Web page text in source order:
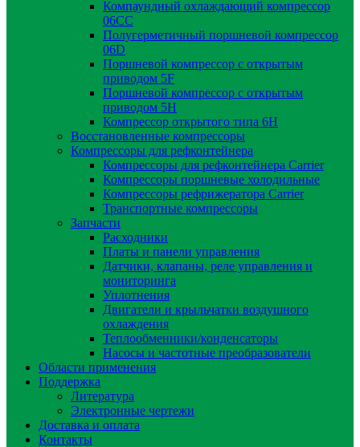
Компаундный охлаждающий компрессор
06CC
Полугерметичный поршневой компрессор
06D
Поршневой компрессор с открытым
приводом 5F
Поршневой компрессор с открытым
приводом 5H
Компрессор открытого типа 6Н
Восстановленные компрессоры
Компрессоры для рефконтейнера
Компрессоры для рефконтейнера Carrier
Компрессоры поршневые холодильные
Компрессоры рефрижератора Carrier
Транспортные компрессоры
Запчасти
Расходники
Платы и панели управления
Датчики, клапаны, реле управления и
мониторинга
Уплотнения
Двигатели и крыльчатки воздушного
охлаждения
Теплообменники/конденсаторы
Насосы и частотные преобразователи
Области применения
Поддержка
Литература
Электронные чертежи
Доставка и оплата
Контакты